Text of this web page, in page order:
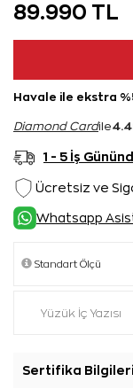
89.990 TL
Havale ile ekstra
Diamond Cardile
1 - 5 İş
Ücretsiz ve
Whatsapp
Sertifika Bilgileri